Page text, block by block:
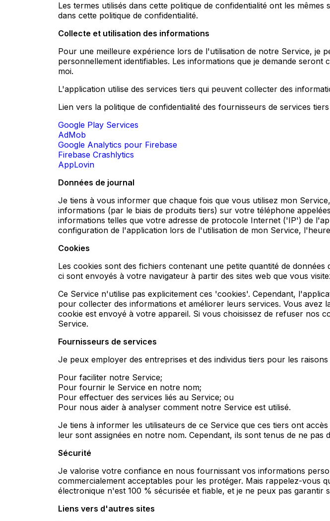
Les termes utilisés dans cette politique de confidentialité ont les
dans cette politique de confidentialité.
Collecte et utilisation des informations
Pour une meilleure expérience lors de l'utilisation de notre Service, je
personnellement identifiables. Les informations que je demande
moi.
L'application utilise des services tiers qui peuvent collecter des
Lien vers la politique de confidentialité des fournisseurs de services
Google Play Services
AdMob
Google Analytics pour Firebase
Firebase Crashlytics
AppLovin
Données de journal
Je tiens à vous informer que chaque fois que vous utilisez mon
informations (par le biais de produits tiers) sur votre téléphone
informations telles que votre adresse de protocole Internet ('IP') de
configuration de l'application lors de l'utilisation de mon Service,
Cookies
Les cookies sont des fichiers contenant une petite quantité de
ci sont envoyés à votre navigateur à partir des sites web que vous
Ce Service n'utilise pas explicitement ces 'cookies'. Cependant,
pour collecter des informations et améliorer leurs services. Vous
cookie est envoyé à votre appareil. Si vous choisissez de refuser nos
Service.
Fournisseurs de services
Je peux employer des entreprises et des individus tiers pour les raisons
Pour faciliter notre Service;
Pour fournir le Service en notre nom;
Pour effectuer des services liés au Service; ou
Pour nous aider à analyser comment notre Service est utilisé.
Je tiens à informer les utilisateurs de ce Service que ces tiers ont
leur sont assignées en notre nom. Cependant, ils sont tenus de ne
Sécurité
Je valorise votre confiance en nous fournissant vos informations
commercialement acceptables pour les protéger. Mais rappelez-vous
électronique n'est 100 % sécurisée et fiable, et je ne peux pas garantir
Liens vers d'autres sites